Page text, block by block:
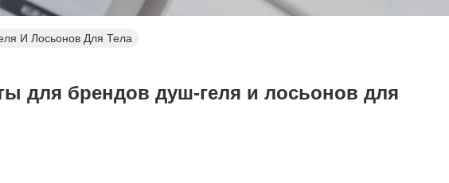
И Лосьонов Для Тела
для брендов душ-геля и лосьонов для